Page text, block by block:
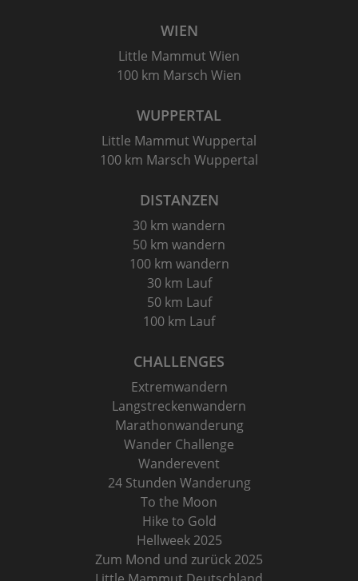
WIEN
Little Mammut Wien
100 km Marsch Wien
WUPPERTAL
Little Mammut Wuppertal
100 km Marsch Wuppertal
DISTANZEN
30 km wandern
50 km wandern
100 km wandern
30 km Lauf
50 km Lauf
100 km Lauf
CHALLENGES
Extremwandern
Langstreckenwandern
Marathonwanderung
Wander Challenge
Wanderevent
24 Stunden Wanderung
To the Moon
Hike to Gold
Hellweek 2025
Zum Mond und zurück 2025